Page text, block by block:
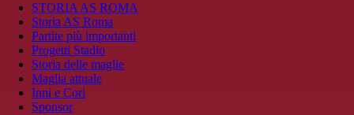
STORIA AS ROMA
Storia AS Roma
Partite più importanti
Progetti Stadio
Storia delle maglie
Maglia attuale
Inni e Cori
Sponsor